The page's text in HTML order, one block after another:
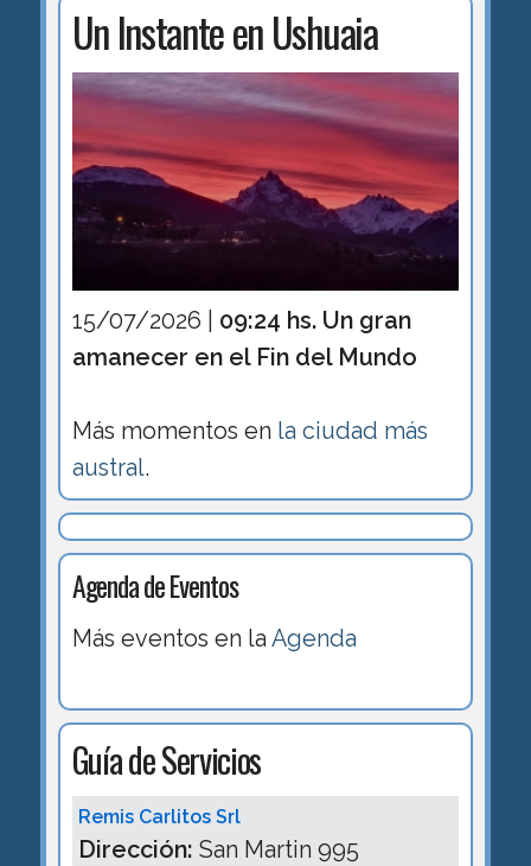
Un Instante en Ushuaia
15/07/2026 | 09:24 hs. Un gran
amanecer en el Fin del Mundo
Más momentos en la ciudad más
austral.
Agenda de Eventos
Más eventos en la Agenda
Guía de Servicios
Remis Carlitos Srl
Dirección: San Martin 995